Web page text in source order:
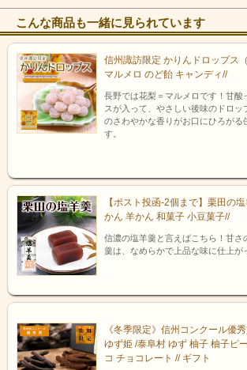
こんな商品も一緒に見られています
信州諏訪限定 かりんドロップス
マルメロ のど飴 キャンディ//
長野では花梨＝マルメロです！甘酸
スが入って、やさしい後味のドロッ
のさわやかな香りがお口にひろがる
す。
【ポスト投函-2個まで】栗田の
かん 羊かん 和菓子 小豆菓子//
信濃の塩羊羹と言えばこちら！甘さ
羹は、なめらかで上品な味に仕上が
《冬季限定》信州コンクール優
ゆず姫 /泰阜村 ゆず 柚子 柚子ピ
コ チョコレート // ギフト